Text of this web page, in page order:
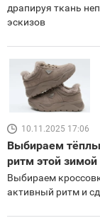
драпируя ткань
эскизов
10.11.2025 17:06
Выбираем
ритм этой зимой
Выбираем
активный ритм и